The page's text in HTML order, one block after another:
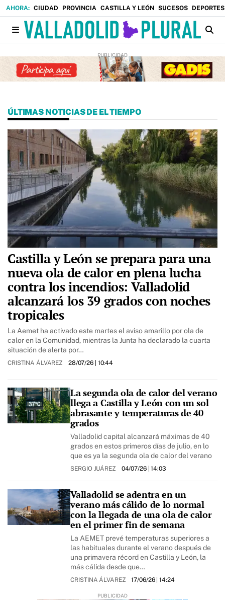
CIUDAD PROVINCIA CASTILLA Y LEÓN SUCESOS DEPORTES
ÚLTIMAS NOTICIAS DE EL TIEMPO
Castilla y León se prepara para una
nueva ola de calor en plena lucha
contra los incendios: Valladolid
alcanzará los 39 grados con noches
tropicales
La Aemet ha activado este martes el aviso amarillo por ola de
calor en la Comunidad, mientras la Junta ha declarado la cuarta
situación de alerta por…
CRISTINA ÁLVAREZ 28/07/26 | 10:44
La segunda ola de calor del verano
llega a Castilla y León con un sol
abrasante y temperaturas de 40
grados
Valladolid capital alcanzará máximas de 40
grados en estos primeros días de julio, en lo
que es ya la segunda ola de calor del verano
SERGIO JUÁREZ 04/07/26| 14:03
Valladolid se adentra en un
verano más cálido de lo normal
con la llegada de una ola de calor
en el primer fin de semana
La AEMET prevé temperaturas superiores a
las habituales durante el verano después de
una primavera récord en Castilla y León, la
más cálida desde que…
CRISTINA ÁLVAREZ 17/06/26| 14:24